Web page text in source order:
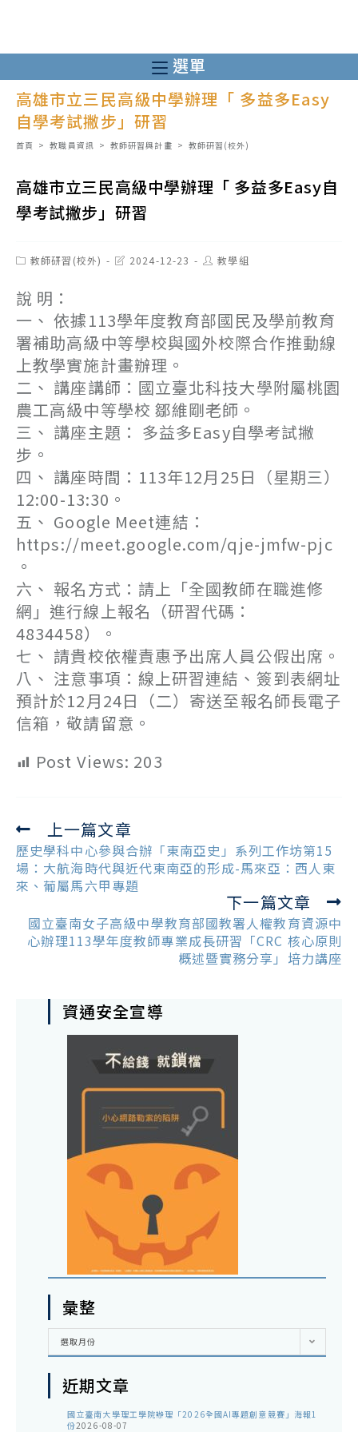
至
主
選單
高雄市立三民高級中學辦理「 多益多Easy
自學考試撇步」研習
首頁 > 教職員資訊 > 教師研習與計畫 > 教師研習(校外)
高雄市立三民高級中學辦理「 多益多Easy自
學考試撇步」研習
Post教師研習(校外)
Post2024-12-23
Post教學組
說 明：
一、 依據113學年度教育部國民及學前教育
署補助高級中等學校與國外校際合作推動線
上教學實施計畫辦理。
二、 講座講師：國立臺北科技大學附屬桃園
農工高級中等學校 鄒維剛老師。
三、 講座主題： 多益多Easy自學考試撇
步。
四、 講座時間：113年12月25日（星期三）
12:00-13:30。
五、 Google Meet連結：
https://meet.google.com/qje-jmfw-pjc
。
六、 報名方式：請上「全國教師在職進修
網」進行線上報名（研習代碼：
4834458）。
七、 請貴校依權責惠予出席人員公假出席。
八、 注意事項：線上研習連結、簽到表網址
預計於12月24日（二）寄送至報名師長電子
信箱，敬請留意。
Post Views: 203
Read
more
articles
上一篇文章
歷史學科中心參與合辦「東南亞史」系列工作坊第15
場：大航海時代與近代東南亞的形成-馬來亞：西人東
來、葡屬馬六甲專題
下一篇文章
國立臺南女子高級中學教育部國教署人權教育資源中
心辦理113學年度教師專業成長研習「CRC 核心原則
概述暨實務分享」培力講座
資通安全宣導
彙整
彙
選取月份
近期文章
國立臺南大學理工學院辦理「2026全國AI專題創意競賽」海報1
份2026-08-07